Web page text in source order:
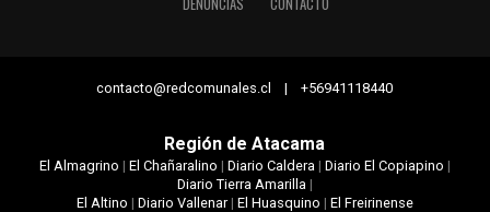
contacto@redcomunales.cl | +56941118440
Región de Atacama
El Almagrino | El Chañaralino | Diario Caldera | Diario El Copiapino |
Diario Tierra Amarilla |
El Altino | Diario Vallenar| El Huasquino | El Freirinense